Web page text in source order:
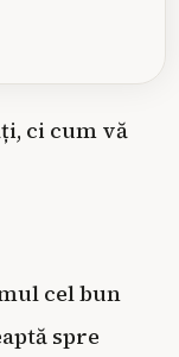
ci cum vă
cel bun
spre